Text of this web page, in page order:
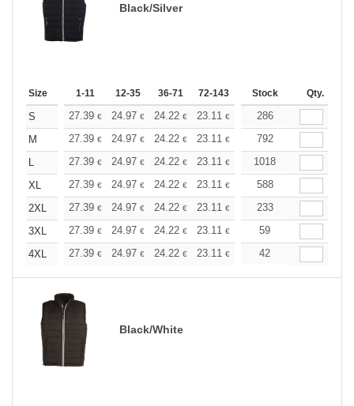
Black/Silver
Size 1-11 12-35 36-71 72-143 144-287 288 +
Stock Qty.
S 27.39 € 24.97 € 24.22 € 23.11 € 21.80€
286
M
27.39 € 24.97 € 24.22 € 23.11 € 21.80€
792
L
27.39 € 24.97 € 24.22 € 23.11 € 21.80€
1018
XL
27.39 € 24.97 € 24.22 € 23.11 € 21.80€
588
2XL
27.39 € 24.97 € 24.22 € 23.11 € 21.80€
233
3XL
27.39 € 24.97 € 24.22 € 23.11 € 21.80€
59
4XL
27.39 € 24.97 € 24.22 € 23.11 € 21.80€
42
Black/White